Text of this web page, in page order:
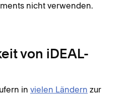
nicht verwenden.
von iDEAL-
in vielen Ländern zur